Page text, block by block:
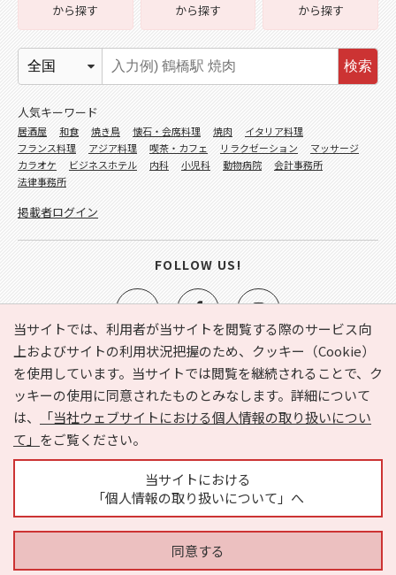
当サイトでは、利用者が当サイトを閲覧する際のサービス向
上およびサイトの利用状況把握のため、クッキー（Cookie）
を使用しています。当サイトでは閲覧を継続されることで、ク
ッキーの使用に同意されたものとみなします。詳細について
は、
「当社ウェブサイトにおける個人情報の取り扱いについ
て」 をご覧ください。
当サイトにおける
「個人情報の取り扱いについて」へ
同意する
e-NAVITA（イーナビタ）とは？ お気に入り
ヘルプ
利用規約
個人情報の取り扱いについて
運営会社
サイトマップ
広告掲載に関するお問い合わせ
から探す
から探す
から探す
検索
人気キーワード
居酒屋 和食 焼き鳥 懐石・会席料理 焼肉
イタリア料理
フランス料理
アジア料理 喫茶・カフェ リラクゼーション
マッサージ
カラオケ
ビジネスホテル 内科 小児科 動物病院
会計事務所
法律事務所
掲載者ログイン
FOLLOW US!
Copyright © HYOJITO.Co.,Ltd. All Rights Reserved.